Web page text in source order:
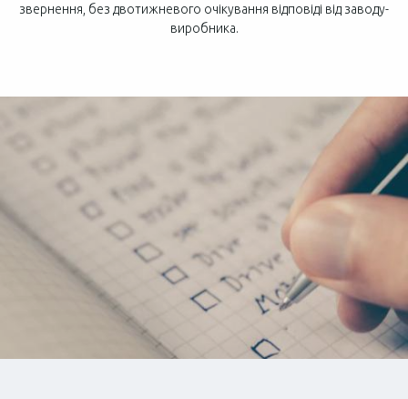
звернення, без двотижневого очікування відповіді від заводу-
виробника.